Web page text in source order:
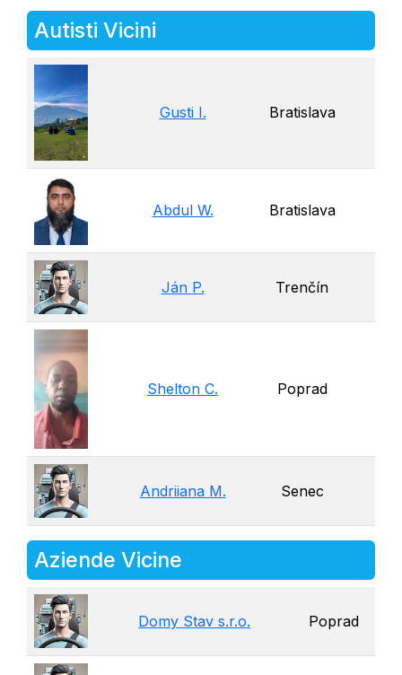
Autisti Vicini
Gusti I. Bratislava
Abdul W. Bratislava
Ján P. Trenčín
Shelton C. Poprad
Andriiana M. Senec
Aziende Vicine
Domy Stav s.r.o. Poprad